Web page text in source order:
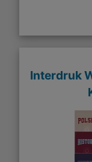
Interdruk